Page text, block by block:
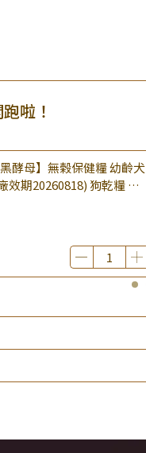
啦！
酵母】無榖保健糧 幼齡犬
期20260818) 狗乾糧 狗